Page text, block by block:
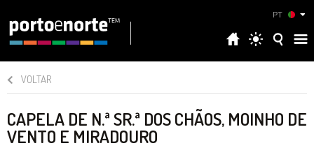
PT
VOLTAR
CAPELA DE N.ª SR.ª DOS CHÃOS, MOINHO DE
VENTO E MIRADOURO